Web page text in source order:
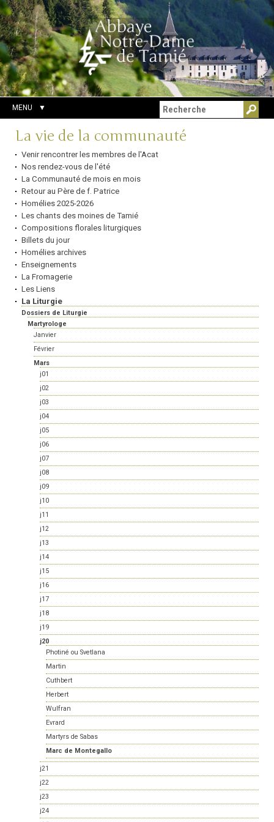
Aller
au
contenu.
|
Aller
à
la
navigation
Outils
personnels
Chercher par
Recherche
avancée…
MENU
Navigation
La vie de la communauté
Venir rencontrer les membres de l'Acat
Nos rendez-vous de l'été
La Communauté de mois en mois
Retour au Père de f. Patrice
Homélies 2025-2026
Les chants des moines de Tamié
Compositions florales liturgiques
Billets du jour
Homélies archives
Enseignements
La Fromagerie
Les Liens
La Liturgie
Dossiers de Liturgie
Martyrologe
Janvier
Février
Mars
j01
j02
j03
j04
j05
j06
j07
j08
j09
j10
j11
j12
j13
j14
j15
j16
j17
j18
j19
j20
Photiné ou Svetlana
Martin
Cuthbert
Herbert
Wulfran
Evrard
Martyrs de Sabas
Marc de Montegallo
j21
j22
j23
j24